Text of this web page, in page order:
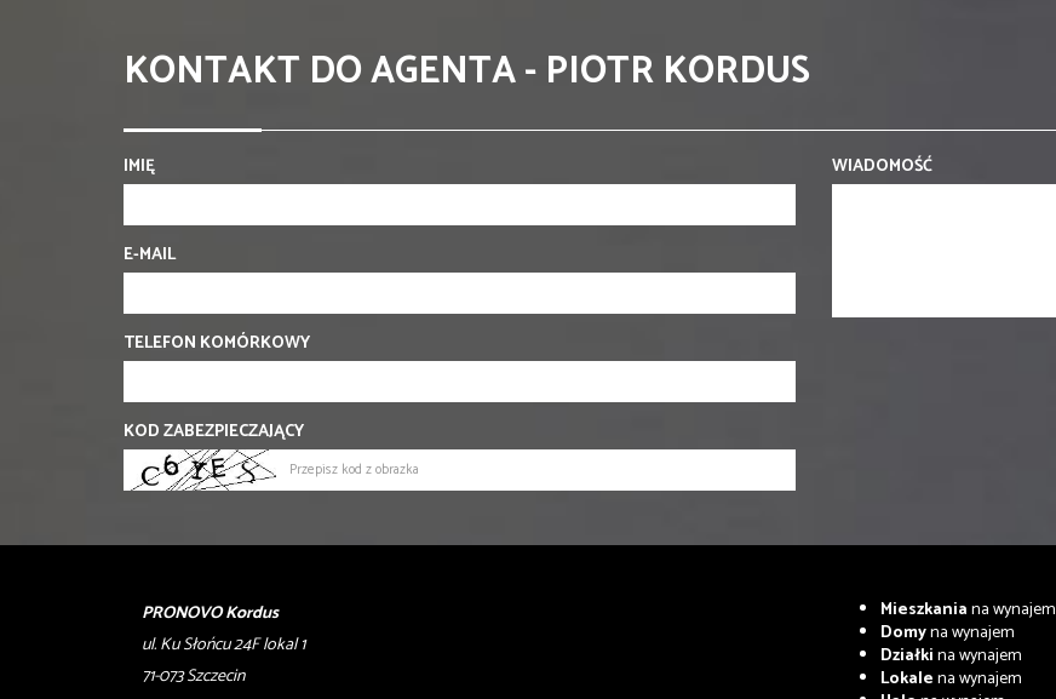
KONTAKT DO AGENTA - PIOTR KORDUS
IMIĘ
E-MAIL
TELEFON KOMÓRKOWY
KOD ZABEZPIECZAJĄCY
WIADOMOŚĆ
PRONOVO Kordus
ul. Ku Słońcu 24F lokal 1
71-073 Szczecin
Mieszkaniana wynajem
Domyna wynajem
Działkina wynajem
Lokalena wynajem